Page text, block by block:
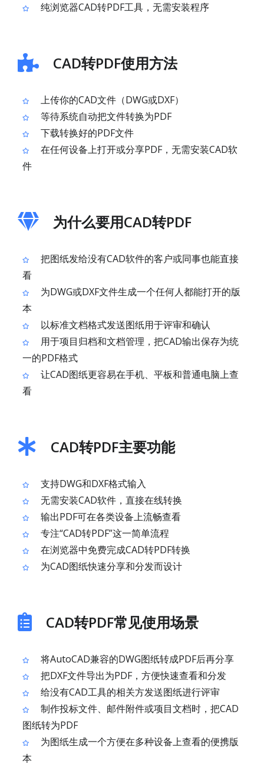
纯浏览器CAD转PDF工具，无需安装程序
CAD转PDF使用方法
上传你的CAD文件（DWG或DXF）
等待系统自动把文件转换为PDF
下载转换好的PDF文件
在任何设备上打开或分享PDF，无需安装CAD软
件
为什么要用CAD转PDF
把图纸发给没有CAD软件的客户或同事也能直接
看
为DWG或DXF文件生成一个任何人都能打开的版
本
以标准文档格式发送图纸用于评审和确认
用于项目归档和文档管理，把CAD输出保存为统
一的PDF格式
让CAD图纸更容易在手机、平板和普通电脑上查
看
CAD转PDF主要功能
支持DWG和DXF格式输入
无需安装CAD软件，直接在线转换
输出PDF可在各类设备上流畅查看
专注“CAD转PDF”这一简单流程
在浏览器中免费完成CAD转PDF转换
为CAD图纸快速分享和分发而设计
CAD转PDF常见使用场景
将AutoCAD兼容的DWG图纸转成PDF后再分享
把DXF文件导出为PDF，方便快速查看和分发
给没有CAD工具的相关方发送图纸进行评审
制作投标文件、邮件附件或项目文档时，把CAD
图纸转为PDF
为图纸生成一个方便在多种设备上查看的便携版
本